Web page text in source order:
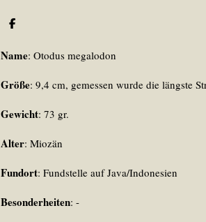
T
l
n
Name: Otodus megalodon
Größe: 9,4 cm, gemessen wurde die längste
Gewicht: 73 gr.
Alter: Miozän
Fundort: Fundstelle auf Java/Indonesien
Besonderheiten: -